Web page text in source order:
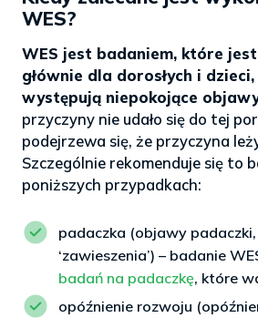
WES?
WES jest badaniem, które
głównie dla dorosłych i
występują niepokojące
przyczyny nie udało się do tej
podejrzewa się, że przyczyna
Szczególnie rekomenduje się to
poniższych przypadkach:
padaczka (objawy
‘zawieszenia’) – badanie
badań na padaczkę, które
opóźnienie rozwoju